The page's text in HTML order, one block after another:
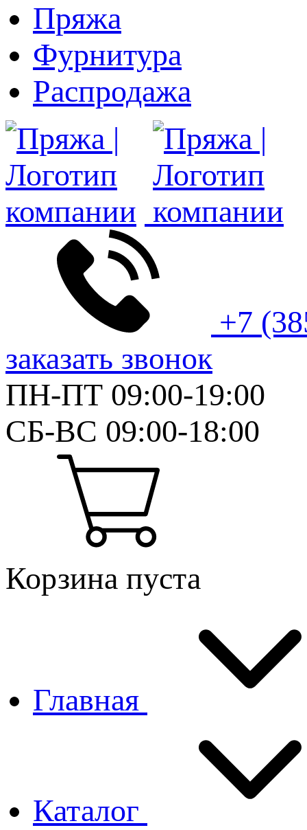
Пряжа
Фурнитура
Распродажа
+7
заказать звонок
ПН-ПТ 09:00-19:00
СБ-ВС 09:00-18:00
Корзина пуста
Главная
Каталог